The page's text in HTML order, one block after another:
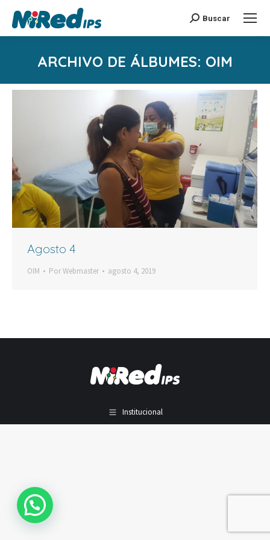
Buscar:Buscar
ARCHIVO DE ÁLBUMES: OIM
Agosto 4
OIM PorWebmaster agosto 4, 2019
Institucional